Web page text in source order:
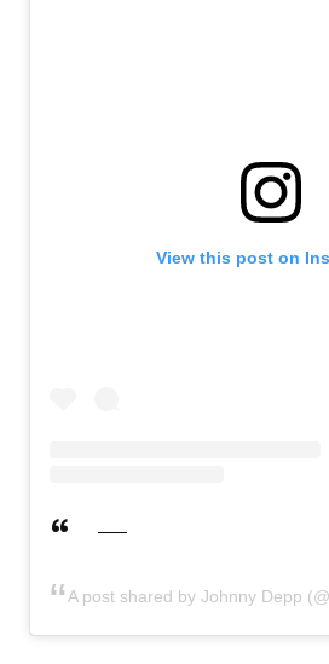
View this post on
A post shared by Johnny Depp